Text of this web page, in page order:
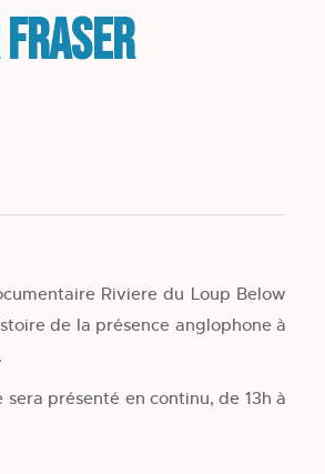
Riviere du Loup Below
de la présence anglophone à
sera présenté en continu, de 13h à